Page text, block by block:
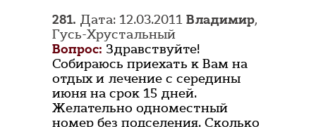
281. Дата: 12.03.2011 Владимир,
Гусь-Хрустальный
Вопрос: Здравствуйте!
Собираюсь приехать к Вам на
отдых и лечение с середины
июня на срок 15 дней.
Желательно одноместный
номер без подселения. Сколько